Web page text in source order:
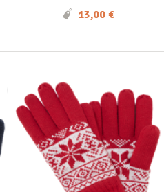
13,00 €